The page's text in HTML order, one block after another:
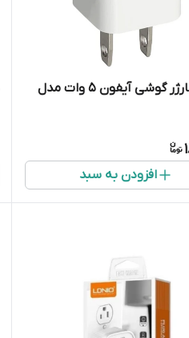
کلگی شارژر گوشی آیفون 5 وات مدل
افزودن به سبد